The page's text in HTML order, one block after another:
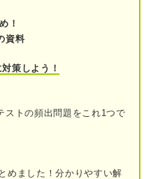
度：★★★☆☆）
度：★★★★☆）
度：★★★☆☆）
度：★★★★☆）
度：★★★★★）
！
資料
策しよう！
ストの頻出問題をこれ1つで
めました！分かりやすい解